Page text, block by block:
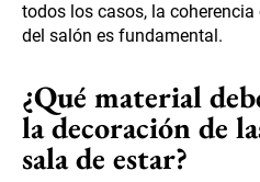
todos los casos, la
del salón es fundamental.
¿Qué material
la decoración de
sala de estar?